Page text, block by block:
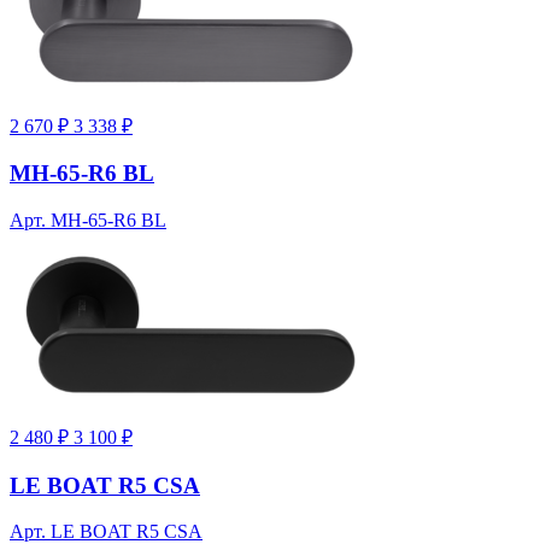
2 670 ₽ 3 338 ₽
MH-65-R6 BL
Арт. MH-65-R6 BL
2 480 ₽ 3 100 ₽
LE BOAT R5 CSA
Арт. LE BOAT R5 CSA